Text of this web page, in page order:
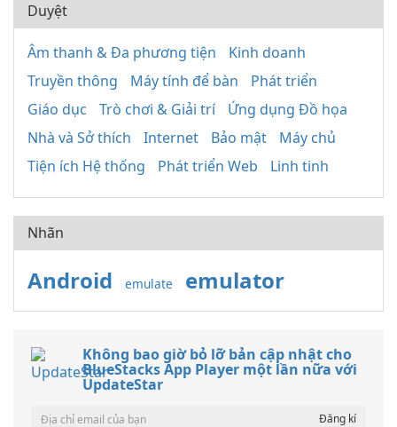
Duyệt
Âm thanh & Đa phương tiện
Kinh doanh
Truyền thông
Máy tính để bàn
Phát triển
Giáo dục
Trò chơi & Giải trí
Ứng dụng Đồ họa
Nhà và Sở thích
Internet Bảo mật
Máy chủ
Tiện ích Hệ thống
Phát triển Web Linh tinh
Nhãn
Android emulate emulator
Không bao giờ bỏ lỡ bản cập nhật cho
BlueStacks App Player một lần nữa với
UpdateStar